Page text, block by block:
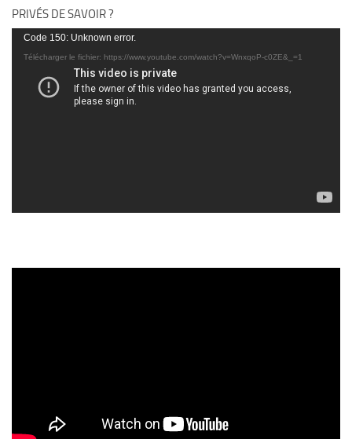
PRIVÉS DE SAVOIR ?
Lecteur
vidéo
Code 150: Unknown error.
Télécharger le fichier: https://www.youtube.com/watch?v=WnxqoP-c0ZE&_=1